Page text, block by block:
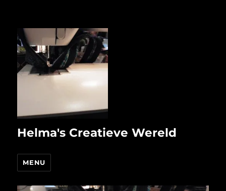
Helma's Creatieve Wereld
MENU